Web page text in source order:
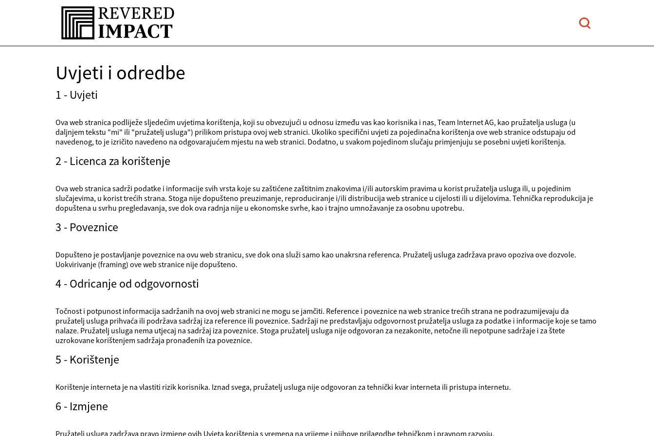
Uvjeti i odredbe
1 - Uvjeti
Ova web stranica podliježe sljedećim uvjetima korištenja, koji su obvezujući u odnosu između vas kao korisnika i nas, Team Internet AG, kao pružatelja usluga (u
daljnjem tekstu "mi" ili "pružatelj usluga") prilikom pristupa ovoj web stranici. Ukoliko specifični uvjeti za pojedinačna korištenja ove web stranice odstupaju od
navedenog, to je izričito navedeno na odgovarajućem mjestu na web stranici. Dodatno, u svakom pojedinom slučaju primjenjuju se posebni uvjeti korištenja.
2 - Licenca za korištenje
Ova web stranica sadrži podatke i informacije svih vrsta koje su zaštićene zaštitnim znakovima i/ili autorskim pravima u korist pružatelja usluga ili, u pojedinim
slučajevima, u korist trećih strana. Stoga nije dopušteno preuzimanje, reproduciranje i/ili distribucija web stranice u cijelosti ili u dijelovima. Tehnička reprodukcija je
dopuštena u svrhu pregledavanja, sve dok ova radnja nije u ekonomske svrhe, kao i trajno umnožavanje za osobnu upotrebu.
3 - Poveznice
Dopušteno je postavljanje poveznice na ovu web stranicu, sve dok ona služi samo kao unakrsna referenca. Pružatelj usluga zadržava pravo opoziva ove dozvole.
Uokvirivanje (framing) ove web stranice nije dopušteno.
4 - Odricanje od odgovornosti
Točnost i potpunost informacija sadržanih na ovoj web stranici ne mogu se jamčiti. Reference i poveznice na web stranice trećih strana ne podrazumijevaju da
pružatelj usluga prihvaća ili podržava sadržaj iza reference ili poveznice. Sadržaji ne predstavljaju odgovornost pružatelja usluga za podatke i informacije koje se tamo
nalaze. Pružatelj usluga nema utjecaj na sadržaj iza poveznice. Stoga pružatelj usluga nije odgovoran za nezakonite, netočne ili nepotpune sadržaje i za štete
uzrokovane korištenjem sadržaja pronađenih iza poveznice.
5 - Korištenje
Korištenje interneta je na vlastiti rizik korisnika. Iznad svega, pružatelj usluga nije odgovoran za tehnički kvar interneta ili pristupa internetu.
6 - Izmjene
Pružatelj usluga zadržava pravo izmjene ovih Uvjeta korištenja s vremena na vrijeme i njihove prilagodbe tehničkom i pravnom razvoju.